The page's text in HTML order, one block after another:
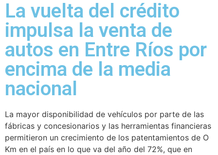
La vuelta del crédito
impulsa la venta de
autos en Entre Ríos por
encima de la media
nacional
La mayor disponibilidad de vehículos por parte de las
fábricas y concesionarios y las herramientas financieras
permitieron un crecimiento de los patentamientos de O
Km en el país en lo que va del año del 72%, que en